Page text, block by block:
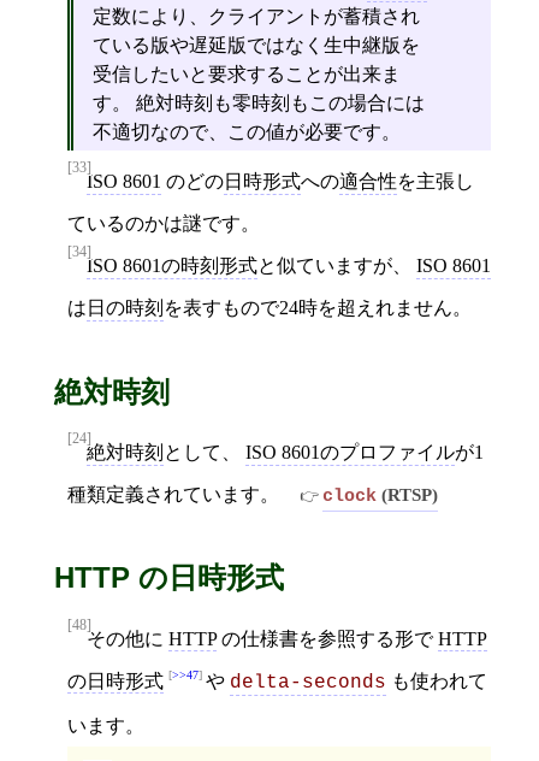
定数により、クライアントが蓄積され
ている版や遅延版ではなく生中継版を
受信したいと要求することが出来ま
す。 絶対時刻も零時刻もこの場合には
不適切なので、この値が必要です。
[33]
ISO 8601 のどの日時形式への適合性を主張し
ているのかは謎です。
[34]
ISO 8601の時刻形式と似ていますが、 ISO 8601
は 日の時刻 を表すもので24時を超えれません。
絶対時刻
[24]
絶対時刻 として、 ISO 8601のプロファイルが1
種類定義されています。 clock (RTSP)
HTTP の日時形式
[48]
その他に HTTPの仕様書を参照する形でHTTP
の日時形式 >>47 や delta-seconds も使われて
います。